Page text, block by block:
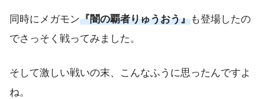
同時にメガモン『闇の覇者りゅうおう』も登場したの
でさっそく戦ってみました。
そして激しい戦いの末、こんなふうに思ったんですよ
ね。